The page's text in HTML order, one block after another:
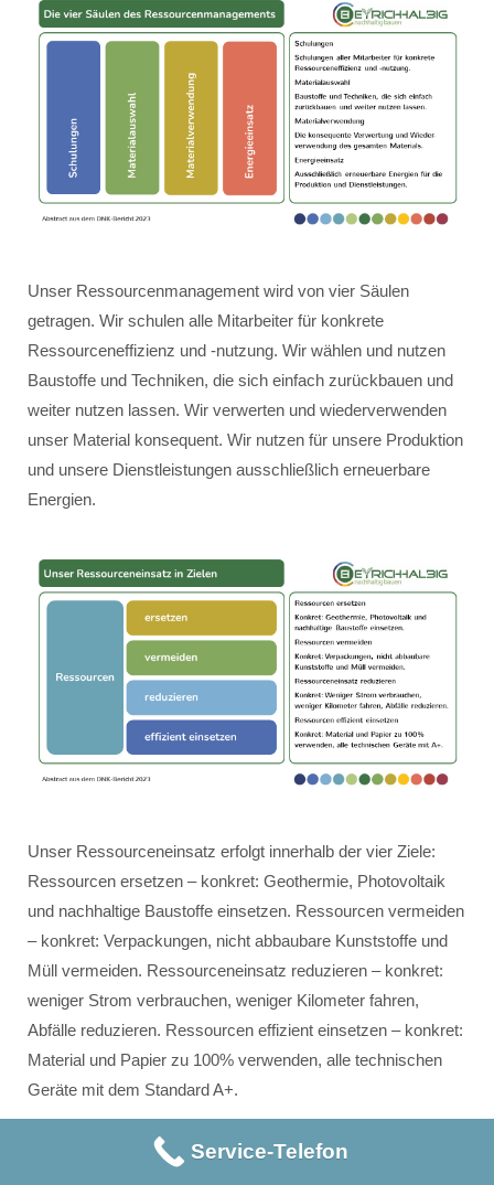
Unser Ressourcenmanagement wird von vier Säulen
getragen. Wir schulen alle Mitarbeiter für konkrete
Ressourceneffizienz und -nutzung. Wir wählen und nutzen
Baustoffe und Techniken, die sich einfach zurückbauen und
weiter nutzen lassen. Wir verwerten und wiederverwenden
unser Material konsequent. Wir nutzen für unsere Produktion
und unsere Dienstleistungen ausschließlich erneuerbare
Energien.
Unser Ressourceneinsatz erfolgt innerhalb der vier Ziele:
Ressourcen ersetzen – konkret: Geothermie, Photovoltaik
und nachhaltige Baustoffe einsetzen. Ressourcen vermeiden
– konkret: Verpackungen, nicht abbaubare Kunststoffe und
Müll vermeiden. Ressourceneinsatz reduzieren – konkret:
weniger Strom verbrauchen, weniger Kilometer fahren,
Abfälle reduzieren. Ressourcen effizient einsetzen – konkret:
Material und Papier zu 100% verwenden, alle technischen
Geräte mit dem Standard A+.
Service-Telefon